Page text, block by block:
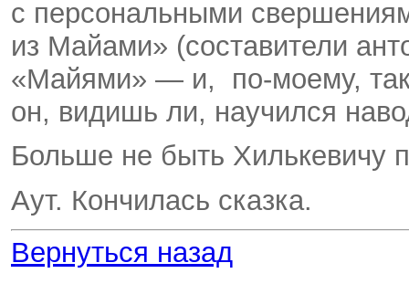
с персональными
из Майами» (составители
«Майями» — и, по-моему,
он, видишь ли, научился
Больше не быть Хилькевичу
Аут. Кончилась сказка.
Вернуться назад